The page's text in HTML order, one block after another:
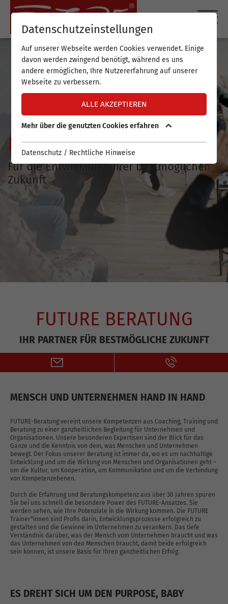
FUTURE BERATUNG
Für die Entwicklung Ihrer bestmöglichen
Zukunft
FUTURE BERATUNG
IHR PARTNER FÜR BESTMÖGLICHE ZUKUNFT
MENSCH UND UNTERNEHMEN HAND IN HAND
FUTURE-Beratung vereint unsere Kompetenzen aus Coaching, Training und
Beratung zu einer ganzheitlichen Begleitung für Unternehmen und
Organisationen. Unsere besonderen Expertisen sind der Blick für das
Ganze und die Kenntnis von dem, was Menschen und Unternehmen
bewegt. Der Fokus unserer Beratung ist immer da, wo es um nachhaltige
Entwicklung und um die Wirkung von Menschen und Organisationen geht –
um die Kultur, um Kooperation, um Kommunikation und um die Verbindung
von Kompetenzebenen.
Durch die Erfahrung und Beratungskompetenz aus über 30 Jahren spüren
Sie bei uns schnell die besondere Power des FUTURE-Ansatzes. Sie
werden sehen, wie Ihre Potenziale in die Wirkung kommen. Die FUTURE
Trainer*innen sind Profis darin, Entwicklungsprozesse erfolgreich zu
gestalten und die Gewinne im Unternehmen zu verankern. Das tiefe
Verständnis darüber, was der Mensch vom Unternehmen braucht und was
das Unternehmen von den Menschen braucht, damit beide erfolgreich
sein können, ist unsere Basis für Ihren ganzheitlichen Erfolg.
ES DREHT SICH UM DEN PURPOSE, BABY
Datenschutzeinstellungen
Auf unserer Webseite werden Cookies verwendet. Einige
davon werden zwingend benötigt, während es uns
andere ermöglichen, Ihre Nutzererfahrung auf unserer
Webseite zu verbessern.
ALLE AKZEPTIEREN
Mehr über die genutzten Cookies erfahren
Datenschutz / Rechtliche Hinweise